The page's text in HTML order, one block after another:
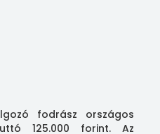
fodrász országos
125.000 forint. Az